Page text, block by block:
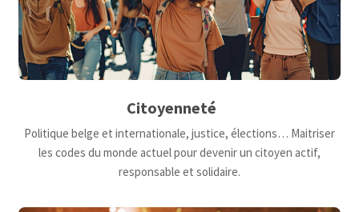
Citoyenneté
Politique belge et internationale, justice, élections… Maitriser
les codes du monde actuel pour devenir un citoyen actif,
responsable et solidaire.